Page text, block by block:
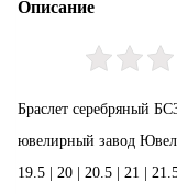
Описание
Браслет серебряный
ювелирный завод
19.5 | 20 | 20.5 | 21 |